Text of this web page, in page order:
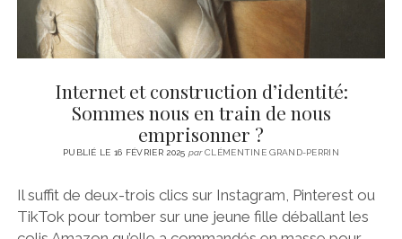
Internet et construction d’identité:
Sommes nous en train de nous
emprisonner ?
PUBLIÉ LE 16 FÉVRIER 2025 parCLÉMENTINE GRAND-PERRIN
Il suffit de deux-trois clics sur Instagram, Pinterest ou
TikTok pour tomber sur une jeune fille déballant les